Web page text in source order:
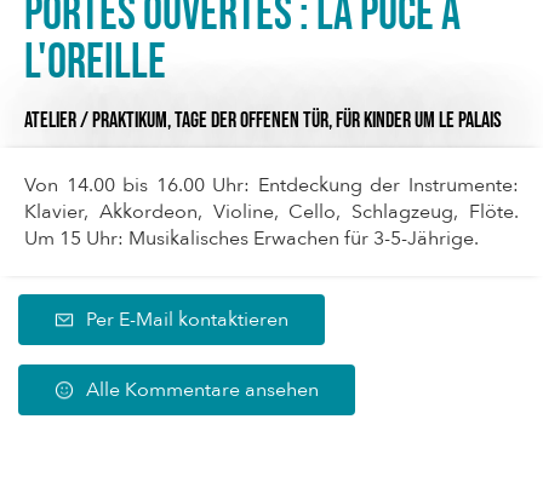
Portes ouvertes : La Puce à
l'Oreille
ATELIER / PRAKTIKUM,TAGE DER OFFENEN TÜR,FÜR KINDERUM LE PALAIS
Von 14.00 bis 16.00 Uhr: Entdeckung der Instrumente:
Klavier, Akkordeon, Violine, Cello, Schlagzeug, Flöte.
Um 15 Uhr: Musikalisches Erwachen für 3-5-Jährige.
Per E-Mail kontaktieren
Alle Kommentare ansehen